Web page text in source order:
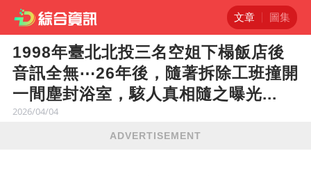
文章 圖集
1998年臺北北投三名空姐下榻飯店後
音訊全無⋯26年後，隨著拆除工班撞開
一間塵封浴室，駭人真相隨之曝光...
2026/04/04
ADVERTISEMENT